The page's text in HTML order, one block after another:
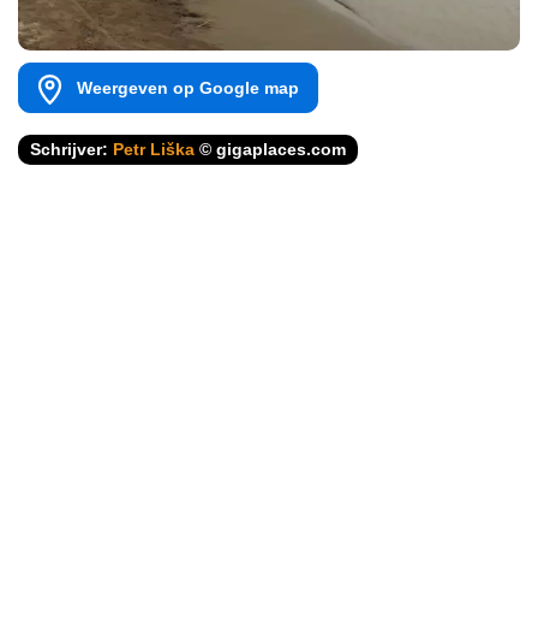
Weergeven op Google map
Schrijver: Petr Liška © gigaplaces.com